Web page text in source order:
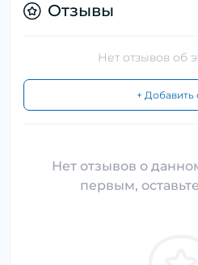
Отзывы
Нет отзывов об
+ Добавить
Нет отзывов о
первым,